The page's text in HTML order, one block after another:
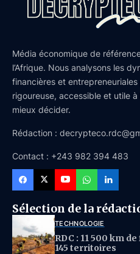
Média économique de
l’Afrique. Nous analysons les
financières et
rigoureuse, accessible et utile
mieux décider.
Rédaction :
Contact : +243 982 394 483
Sélection de la
TECHNOLOGIE
RDC : 11 500 km
145 territoires